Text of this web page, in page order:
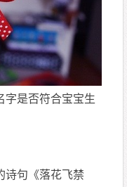
字是否符合宝宝生
句《落花飞禁